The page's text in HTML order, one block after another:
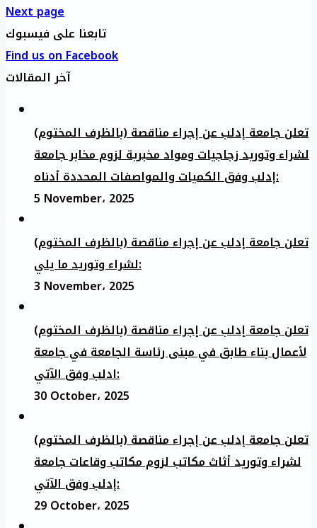
Next page
تابعنا على فيسبوك
Find us on Facebook
آخر المقالات
تعلن جامعة إدلب عن إجراء مناقصة (بالظرف المختوم)
لشراء وتوريد زجاجيات ومواد مخبرية لزوم مخابر جامعة
إدلب وفق الكميات والمواصفات المحددة أدناه:
5 November، 2025
تعلن جامعة إدلب عن إجراء مناقصة (بالظرف المختوم)
لشراء وتوريد ما يلي:
3 November، 2025
تعلن جامعة إدلب عن إجراء مناقصة (بالظرف المختوم)
لأعمال بناء طابق في مبنى رئاسة الجامعة في جامعة
ادلب وفق الآتي:
30 October، 2025
تعلن جامعة إدلب عن إجراء مناقصة (بالظرف المختوم)
لشراء وتوريد أثاث مكاتب لزوم مكاتب وقاعات جامعة
إدلب وفق الآتي:
29 October، 2025